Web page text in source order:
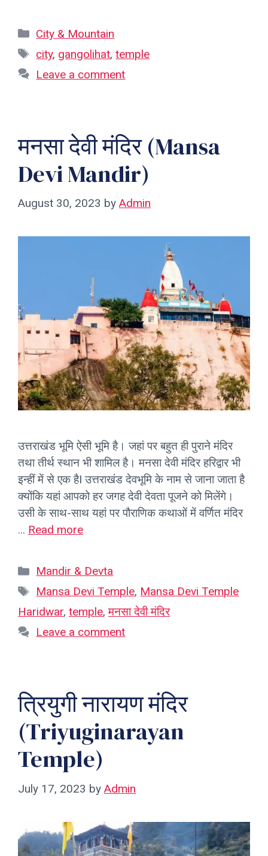
Categories
City & Mountain
Tags
city, gangolihat,temple
Leave a comment
मनसा देवी मंदिर (Mansa
Devi Mandir)
August 30, 2023 by Admin
उत्तराखंड भूमि ऐसी भूमि है। जहां पर बहुत ही पुराने मंदिर
तथा तीर्थ स्थान भी शामिल है। मनसा देवी मंदिर हरिद्वार भी
इन्हीं में से एक हैI उत्तराखंड देवभूमि के नाम से जाना जाता है
क्योंकि यहां आपको हर जगह देवी देवता पूजने को मिलेंगे।
उसी के साथ-साथ यहां पर पौराणिक कथाओं में वर्णित मंदिर
… Read more
Categories
Mandir & Devta
Tags
Mansa Devi Temple, Mansa Devi Temple
Haridwar, temple,मनसा देवी मंदिर
Leave a comment
त्रियुगी नारायण मंदिर
(Triyuginarayan
Temple)
July 17, 2023 by Admin